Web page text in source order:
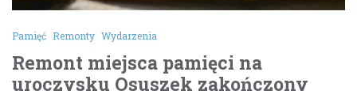
Pamięć Remonty Wydarzenia
Remont miejsca pamięci na
uroczysku Osuszek zakończony